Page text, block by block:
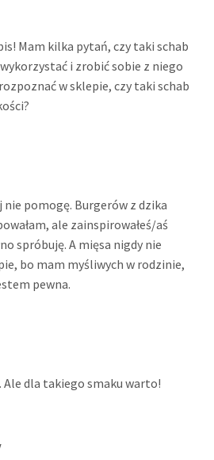
Mam kilka pytań, czy taki schab
i zrobić sobie z niego
w sklepie, czy taki schab
pomogę. Burgerów z dzika
ale zainspirowałeś/aś
spróbuję. A mięsa nigdy nie
bo mam myśliwych w rodzinie,
pewna.
dla takiego smaku warto!